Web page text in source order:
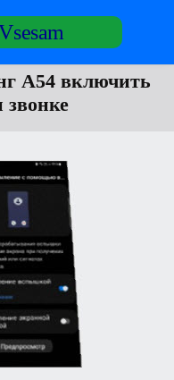
А54 включить